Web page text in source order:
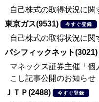
自己株式の取得状況に関
東京ガス(9531)
今すぐ登録
自己株式の取得状況に関
パシフィックネット(3021)
マネックス証券主催「個
こし記事公開のお知らせ
ＪＴＰ(2488)
今すぐ登録